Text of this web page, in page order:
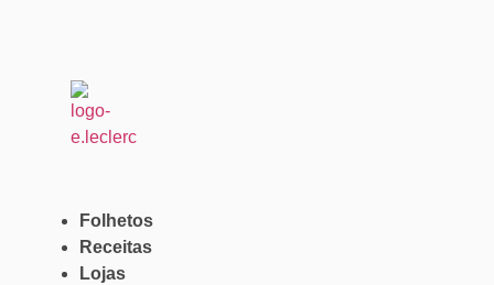
Folhetos
Receitas
Lojas